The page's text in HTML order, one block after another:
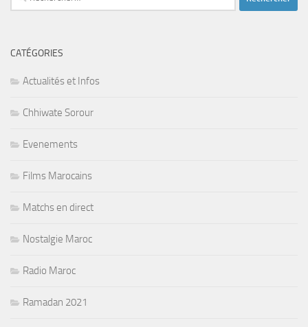
CATÉGORIES
Actualités et Infos
Chhiwate Sorour
Evenements
Films Marocains
Matchs en direct
Nostalgie Maroc
Radio Maroc
Ramadan 2021